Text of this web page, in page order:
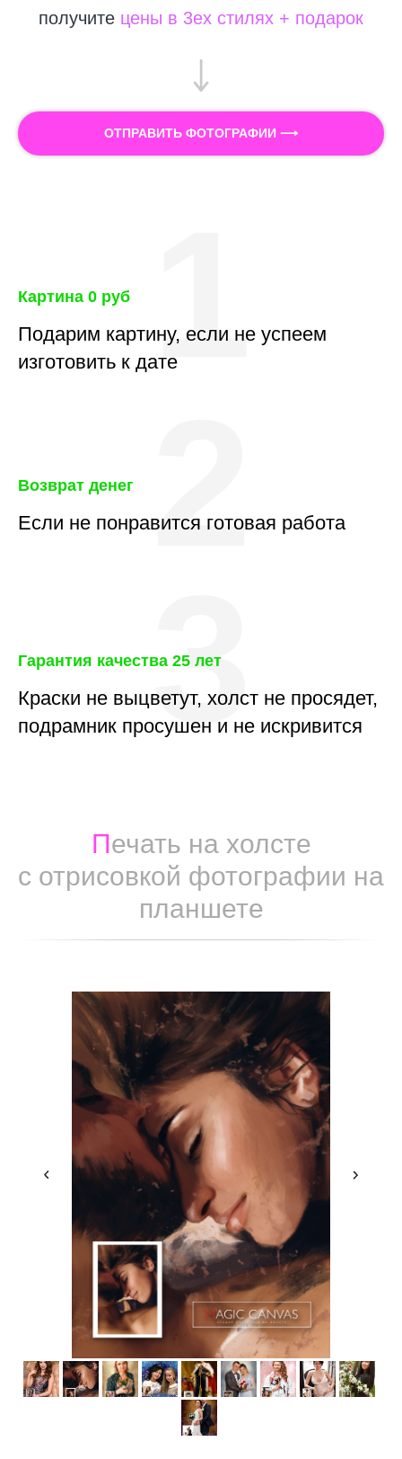
получите цены в 3ех стилях + подарок
ОТПРАВИТЬ ФОТОГРАФИИ ⟶
Картина 0 руб
Подарим картину, если не успеем
изготовить к дате1
Возврат денег
Если не понравится готовая работа
2
Гарантия качества 25 лет
Краски не выцветут, холст не просядет,
подрамник просушен и не искривится
3
Печать на холсте
с отрисовкой фотографии на
планшете